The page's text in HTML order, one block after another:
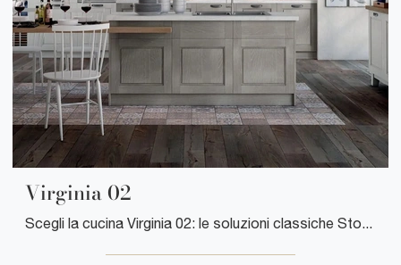
Virginia 02
Scegli la cucina Virginia 02: le soluzioni classiche Stosa in legno sono garanzia di qualità, design e contenuto estetico.